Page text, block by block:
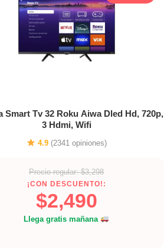
Smart Tv 32 Roku Aiwa Dled Hd, 720p,
3 Hdmi, Wifi
4.9 (2341 opiniones)
Precio regular: $3,298
¡CON DESCUENTO!:
$2,490
Llega gratis mañana